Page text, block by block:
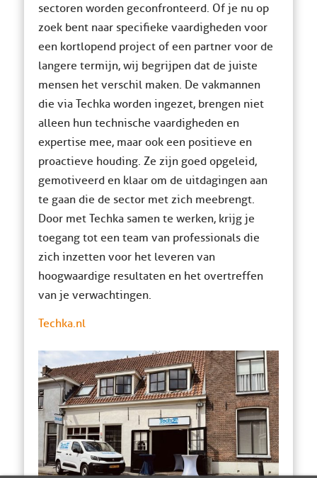
sectoren worden geconfronteerd. Of je nu op
zoek bent naar specifieke vaardigheden voor
een kortlopend project of een partner voor de
langere termijn, wij begrijpen dat de juiste
mensen het verschil maken. De vakmannen
die via Techka worden ingezet, brengen niet
alleen hun technische vaardigheden en
expertise mee, maar ook een positieve en
proactieve houding. Ze zijn goed opgeleid,
gemotiveerd en klaar om de uitdagingen aan
te gaan die de sector met zich meebrengt.
Door met Techka samen te werken, krijg je
toegang tot een team van professionals die
zich inzetten voor het leveren van
hoogwaardige resultaten en het overtreffen
van je verwachtingen.
Techka.nl